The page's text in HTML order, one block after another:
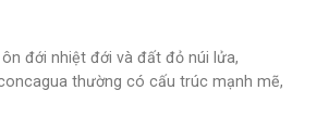
đới nhiệt đới và đất đỏ núi lửa,
thường có cấu trúc mạnh mẽ,